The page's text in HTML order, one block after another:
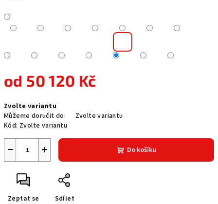
od 50 120 Kč
cena:
Zvolte variantu
Můžeme doručit do:
Zvolte variantu
Kód: Zvolte variantu
+
− Do košíku
Zeptat se Sdílet